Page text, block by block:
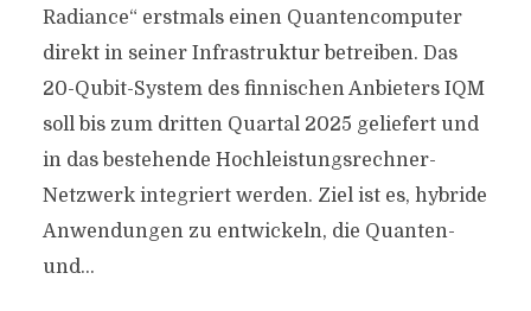
Radiance“ erstmals einen Quantencomputer
direkt in seiner Infrastruktur betreiben. Das
20-Qubit-System des finnischen Anbieters IQM
soll bis zum dritten Quartal 2025 geliefert und
in das bestehende Hochleistungsrechner-
Netzwerk integriert werden. Ziel ist es, hybride
Anwendungen zu entwickeln, die Quanten-
und...